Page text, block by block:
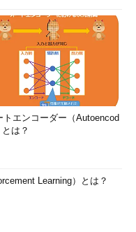
トエンコーダー（Autoencod
は？
Learning）とは？